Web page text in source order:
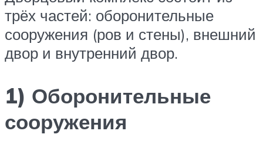
трёх частей: оборонительные
сооружения (ров и стены), внешний
двор и внутренний двор.
1) Оборонительные
сооружения